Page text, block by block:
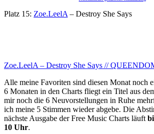
Platz 15: Zoe.LeelA – Destroy She Says
Zoe.LeelA – Destroy She Says //
Alle meine Favoriten sind diesen Monat noch
6 Monaten in den Charts fliegt ein Titel aus
mir noch die 6 Neuvorstellungen in Ruhe
ich meine 5 Stimmen wieder abgebe. Die
nächste Ausgabe der Free Music Charts läuft
10 Uhr.